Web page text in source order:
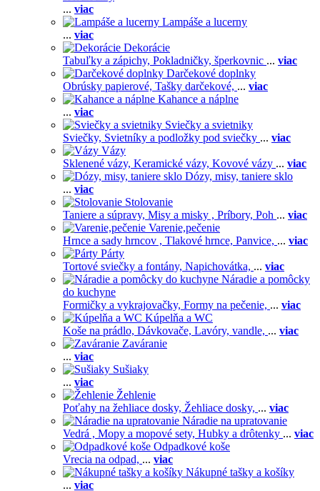
... viac
Lampáše a lucerny
... viac
Dekorácie
Tabuľky a zápichy, Pokladničky, šperkovnic ... viac
Darčekové doplnky
Obrúsky papierové, Tašky darčekové, ... viac
Kahance a náplne
... viac
Sviečky a svietniky
Sviečky, Svietníky a podložky pod sviečky ... viac
Vázy
Sklenené vázy, Keramické vázy, Kovové vázy ... viac
Dózy, misy, taniere sklo
... viac
Stolovanie
Taniere a súpravy, Misy a misky , Príbory, Poh ... viac
Varenie,pečenie
Hrnce a sady hrncov , Tlakové hrnce, Panvice, ... viac
Párty
Tortové sviečky a fontány, Napichovátka, ... viac
Náradie a pomôcky
do kuchyne
Formičky a vykrajovačky, Formy na pečenie, ... viac
Kúpelňa a WC
Koše na prádlo, Dávkovače, Lavóry, vandle, ... viac
Zaváranie
... viac
Sušiaky
... viac
Žehlenie
Poťahy na žehliace dosky, Žehliace dosky, ... viac
Náradie na upratovanie
Vedrá , Mopy a mopové sety, Hubky a drôtenky ... viac
Odpadkové koše
Vrecia na odpad, ... viac
Nákupné tašky a košíky
... viac